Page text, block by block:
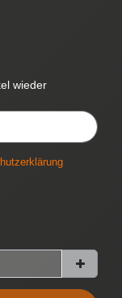
wieder